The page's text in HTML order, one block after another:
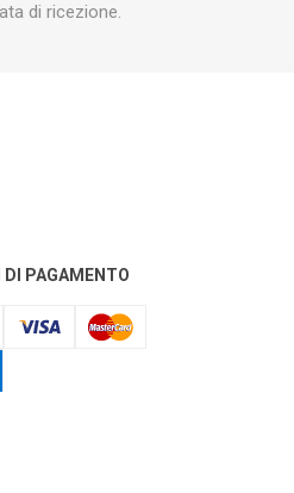
di ricezione.
DI PAGAMENTO